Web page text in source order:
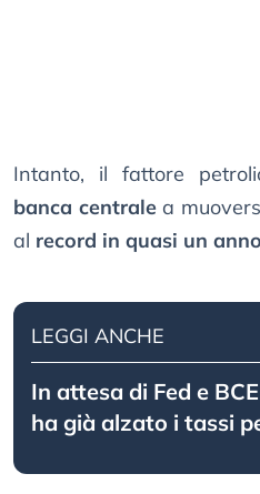
Intanto, il fattore
banca centralea
al record in quasi un anno
LEGGI ANCHE
In attesa di Fed e
ha già alzato i tassi